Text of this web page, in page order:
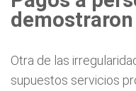
Otra de las
supuestos servicios